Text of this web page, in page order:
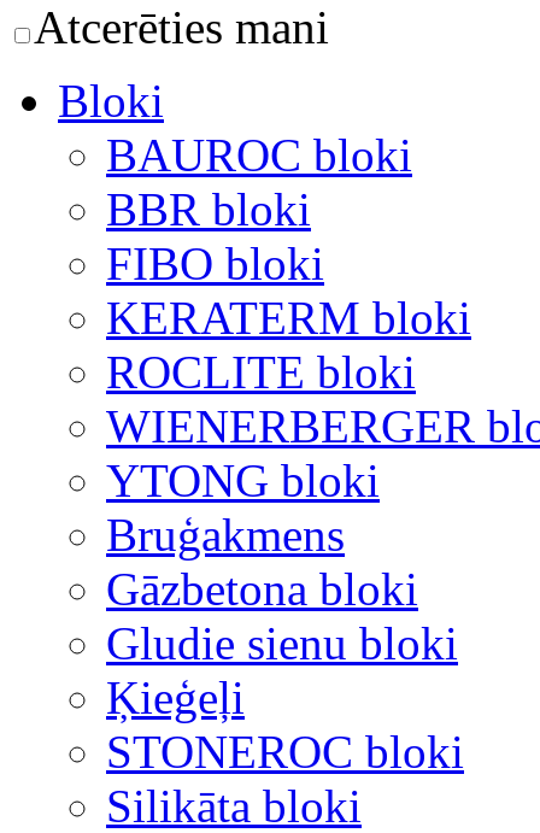
Atcerēties mani
Bloki
BAUROC bloki
BBR bloki
FIBO bloki
KERATERM bloki
ROCLITE bloki
WIENERBERGER
YTONG bloki
Bruģakmens
Gāzbetona bloki
Gludie sienu bloki
Ķieģeļi
STONEROC bloki
Silikāta bloki